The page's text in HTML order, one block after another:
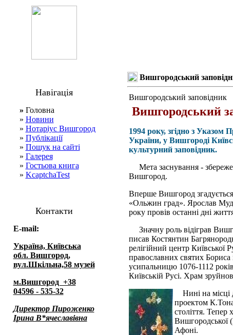
Навігація
» Головна
» Новини
» Нотаріус Вишгород
» Публікації
» Пошук на сайті
» Галерея
» Гостьова книга
» KcaptchaTest
Контакти
E-mail:
Україна, Київська
обл. Вишгород,
вул.Шкільна,58 музей
м.Вишгород +38
04596 - 535-32
Директор Пироженко
Ірина В*ячеславівна
Вишгородський
Вишгородський заповідник
Вишгородський
1994 року, згідно з Указом
України, у Вишгороді
культурний заповідник.
Мета заснування -
Вишгород.
Вперше Вишгород
«Ольжин град». Ярослав
року провів останні дні
Значну роль відіграв
писав Костянтин
релігійний центр Київської
православних святих
усипальницю 1076-1112
Київській Русі. Храм
Нині на місці
проектом
століття. Тепер
Вишгородської
Афоні.